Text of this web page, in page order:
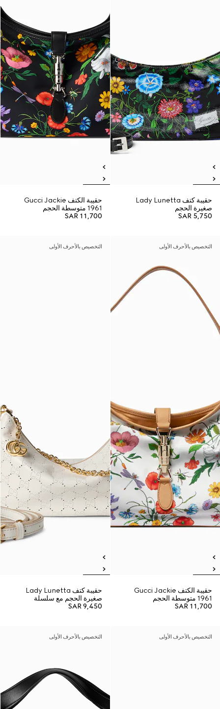
حقيبة كتف Lady Lunetta
صغيرة الحجم
SAR 5,750
حقيبة الكتف Gucci Jackie
1961 متوسطة الحجم
SAR 11,700
التخصيص بالأحرف الأولى
حقيبة الكتف Gucci Jackie
1961 متوسطة الحجم
SAR 11,700
التخصيص بالأحرف الأولى
حقيبة كتف Lady Lunetta
صغيرة الحجم مع سلسلة
SAR 9,450
التخصيص بالأحرف الأولى التخصيص بالأحرف الأولى